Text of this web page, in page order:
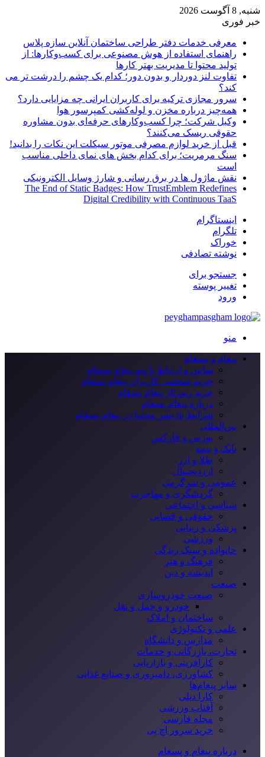
شنبه, 8 آگوست 2026
خبر فوری
معرفی خدمات دفتر طراحی ساختمان آنلاین سازه پلاس
راهنمای استفاده از هوش مصنوعی برای کسب‌وکارها: از
تولید محتوا تا مدیریت بهتر کارها
تفاوت لنز دوردار و بدون دور؛ کدام یک چشم را درشت تر می
کند؟
سرور مجازی ترکیه برای کاربران ایرانی چه مزایایی دارد؟
همه‌چیز درباره مخزن و لوله‌کشی کمپرسور هوا
وکیل شرکت؛ چرا کسب‌وکارهای حرفه‌ای بدون مشاوره
حقوقی ریسک می‌کنند؟
قبل از خرید لوازم مصرفی موتور سیکلت این نکات را بدانید!
سنگ مرمریت؛ برای کدام بخش های نمای داخلی مناسب
است
نقش ماژول ها در برق رسانی و شارژ وسایل الکترونیکی
The End of Static Badges: How TrustEmblem Redefines
Digital Credibility with Continuous TaaS
اینستاگرام
تلگرام
خوراک
نوشته تصادفی
جستجو برای
تغییر پوسته
ورود
منو
پیغام و پسغام
تماس و ارتباط با تیم پیغام پسغام
حریم شخصی کاربران پیغام پسغام
خرید رپورتاژ پیغام پسغام
درباره پیغام پسغام
شرایط بازنشر محتوا در پیغام پسغام
بین‌المللی
بورس و فارکس
بانک و بیمه
طلا و ارز
ارزدیجیتال
عمومی و سرگرمی
گردشگری و مهاجرت
سیاسی و اجتماعی
حقوقی و قضایی
پزشکی و زیبایی
ورزشی
خانواده و سبک زندگی
فرهنگ و هنر
اندیشه و دین
صنعت
صنعت خودروسازی
خودرو و حمل و نقل
ساختمان و املاک
علمی و تکنولوژی
مدارس و دانشگاه
تجارت، بازرگانی و خدمات
کارآفرینی و بازاریابی
کشاورزی، دامپروری و صنایع غذایی
سایر پیغام‌ها
کارا دیلی
آفتاب ورزشی
مجله فارسی
خرید سرور اچ پی
درباره پیغام و پسغام